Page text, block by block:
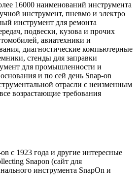
16000 наименований инструмента
инструмент, пневмо и электро
инструмент для ремонта
подвески, кузова и прочих
авиатехники и
диагностические компьютерные
стенды для заправки
для промышленности и
и по сей день Snap-on
отрасли с неизменным
возрастающие требования
с 1923 года и другие интересные
Snapon (сайт для
инструмента SnapOn и